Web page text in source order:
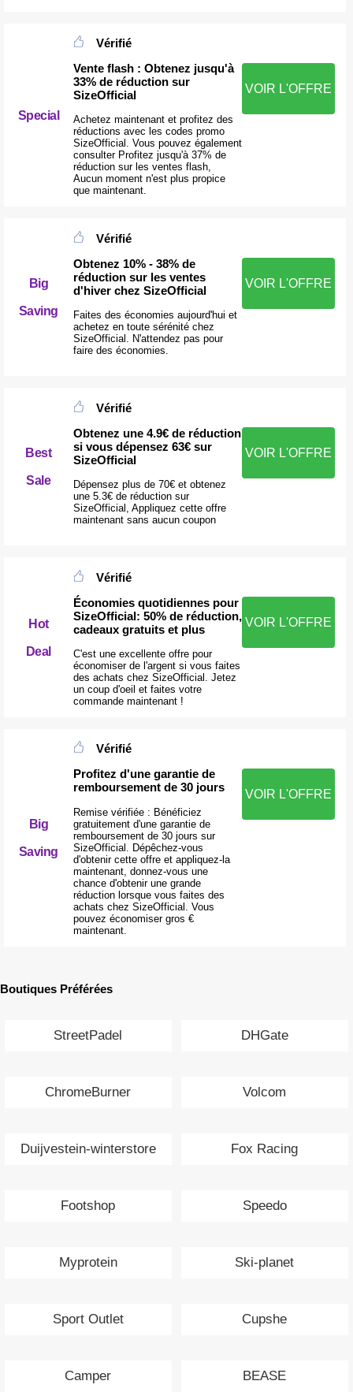
Special
Vérifié
Vente flash : Obtenez jusqu'à
33% de réduction sur
SizeOfficial
Achetez maintenant et profitez des
réductions avec les codes promo
SizeOfficial. Vous pouvez également
consulter Profitez jusqu'à 37% de
réduction sur les ventes flash,
Aucun moment n'est plus propice
que maintenant.
VOIR L'OFFRE
Big
Saving
Vérifié
Obtenez 10% - 38% de
réduction sur les ventes
d'hiver chez SizeOfficial
Faites des économies aujourd'hui et
achetez en toute sérénité chez
SizeOfficial. N'attendez pas pour
faire des économies.
VOIR L'OFFRE
Best
Sale
Vérifié
Obtenez une 4.9€ de réduction
si vous dépensez 63€ sur
SizeOfficial
Dépensez plus de 70€ et obtenez
une 5.3€ de réduction sur
SizeOfficial, Appliquez cette offre
maintenant sans aucun coupon
VOIR L'OFFRE
Hot
Deal
Vérifié
Économies quotidiennes pour
SizeOfficial: 50% de réduction,
cadeaux gratuits et plus
C'est une excellente offre pour
économiser de l'argent si vous faites
des achats chez SizeOfficial. Jetez
un coup d'oeil et faites votre
commande maintenant !
VOIR L'OFFRE
Big
Saving
Vérifié
Profitez d'une garantie de
remboursement de 30 jours
Remise vérifiée : Bénéficiez
gratuitement d'une garantie de
remboursement de 30 jours sur
SizeOfficial. Dépêchez-vous
d'obtenir cette offre et appliquez-la
maintenant, donnez-vous une
chance d'obtenir une grande
réduction lorsque vous faites des
achats chez SizeOfficial. Vous
pouvez économiser gros €
maintenant.
VOIR L'OFFRE
Boutiques Préférées
StreetPadel DHGate
ChromeBurner Volcom
Duijvestein-winterstore Fox Racing
Footshop Speedo
Myprotein Ski-planet
Sport Outlet Cupshe
Camper BEASE